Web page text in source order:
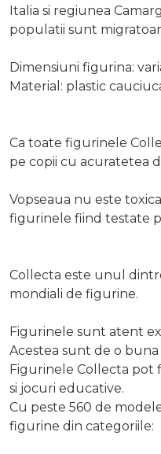
Italia si regiunea
populatii sunt
Dimensiuni figurina:
Material: plastic
Ca toate figurinele
pe copii cu acuratetea
Vopseaua nu este
figurinele fiind testate
Collecta este unul
mondiali de figurine.
Figurinele sunt atent
Acestea sunt de o
Figurinele Collecta pot
si jocuri educative.
Cu peste 560 de
figurine din categoriile: